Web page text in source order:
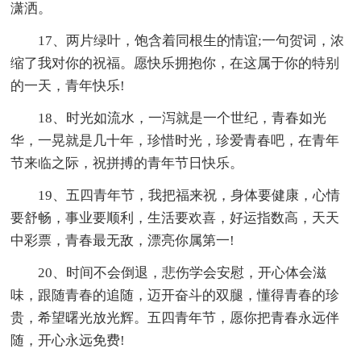
潇洒。
17、两片绿叶，饱含着同根生的情谊;一句贺词，浓
缩了我对你的祝福。愿快乐拥抱你，在这属于你的特别
的一天，青年快乐!
18、时光如流水，一泻就是一个世纪，青春如光
华，一晃就是几十年，珍惜时光，珍爱青春吧，在青年
节来临之际，祝拼搏的青年节日快乐。
19、五四青年节，我把福来祝，身体要健康，心情
要舒畅，事业要顺利，生活要欢喜，好运指数高，天天
中彩票，青春最无敌，漂亮你属第一!
20、时间不会倒退，悲伤学会安慰，开心体会滋
味，跟随青春的追随，迈开奋斗的双腿，懂得青春的珍
贵，希望曙光放光辉。五四青年节，愿你把青春永远伴
随，开心永远免费!